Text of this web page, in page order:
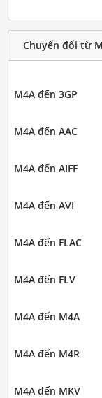
Chuyển đổi từ
M4A đến 3GP
M4A đến AAC
M4A đến AIFF
M4A đến AVI
M4A đến FLAC
M4A đến FLV
M4A đến M4A
M4A đến M4R
M4A đến MKV